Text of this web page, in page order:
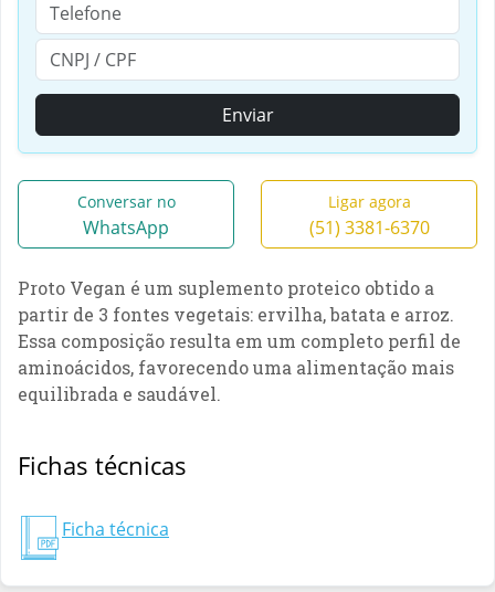
Enviar
Conversar no
WhatsApp
Ligar agora
(51) 3381-6370
Proto Vegan é um suplemento proteico obtido a
partir de 3 fontes vegetais: ervilha, batata e arroz.
Essa composição resulta em um completo perfil de
aminoácidos, favorecendo uma alimentação mais
equilibrada e saudável.
Fichas técnicas
Ficha técnica